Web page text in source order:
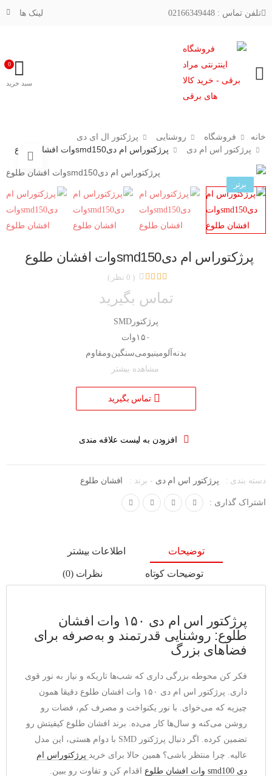
تلفن تماس : 02166349448 لینک ها
فهرست
0
سبد خرید
خانه فروشگاه روشنایی
پرژکتور ال ای دی
پرژکتور اس ام دی
پرژکتوراس ام دیsmd150وات افشان طلوع
برتر
پرژکتوراس ام دیsmd150وات افشان طلوع
( 0 نظر )
تماس بگیرید
پرژکتور‌SMD
۱۵۰‌وات
بدنه‌آلومینیومی‌سنگین‌و‌مقاوم
مشاهده بیشتر
تماس بگیرید
افزودن به لیست علاقه مندی
دسته بندی : پرژکتور اس ام دی - برند : افشان طلوع
اشتراک گذاری :
توضیحات اطلاعات بیشتر
توضیحات کوتاه نظرات (0)
پرژکتور اس ام دی ۱۵۰ وات افشان
طلوع: روشنایی قدرتمند و به‌صرفه برای
فضاهای بزرگ
عالیه. چرا منتظر باشی؟ همین حالا برای خرید
دی smd100 وات افشان طلوع
اقدام کن و تفاوت رو ببین.